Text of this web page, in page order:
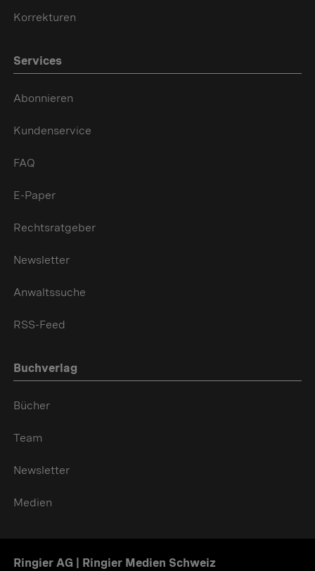
Korrekturen
Services
Abonnieren
Kundenservice
FAQ
E-Paper
Rechtsratgeber
Newsletter
Anwaltssuche
RSS-Feed
Buchverlag
Bücher
Team
Newsletter
Medien
Ringier AG | Ringier Medien Schweiz